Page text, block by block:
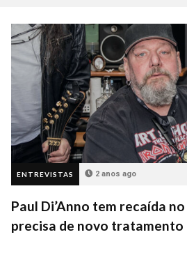
ENTREVISTAS 2 anos ago
Paul Di’Anno tem recaída
precisa de novo tratamento